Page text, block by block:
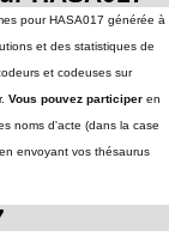
pour HASA017 générée à
et des statistiques de
et codeuses sur
Vous pouvez participer en
noms d'acte (dans la case
envoyant vos thésaurus